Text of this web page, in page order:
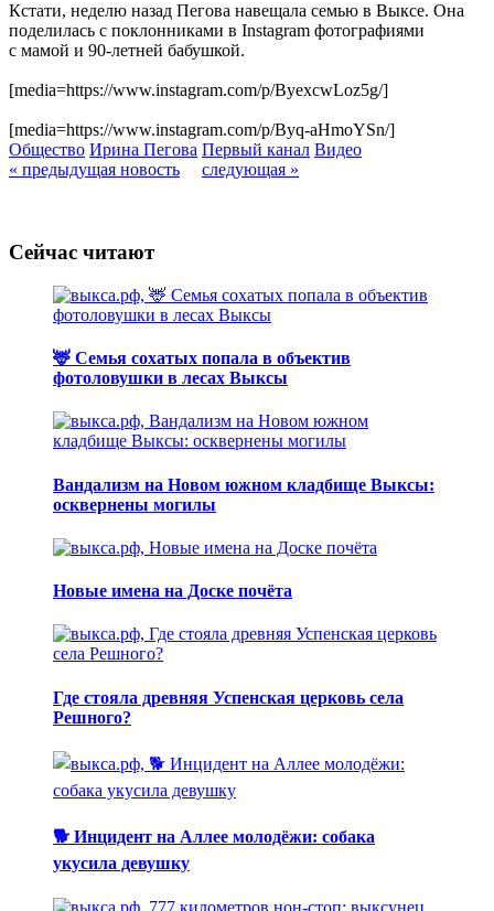
Кстати, неделю назад Пегова навещала семью в Выксе. Она
поделилась с поклонниками в Instagram фотографиями
с мамой и 90-летней бабушкой.
[media=https://www.instagram.com/p/ByexcwLoz5g/]
[media=https://www.instagram.com/p/Byq-aHmoYSn/]
Общество Ирина Пегова Первый канал Видео
« предыдущая новость
следующая »
Сейчас читают
🦌 Семья сохатых попала в объектив
фотоловушки в лесах Выксы
Вандализм на Новом южном кладбище Выксы:
осквернены могилы
Новые имена на Доске почёта
Где стояла древняя Успенская церковь села
Решного?
🐕 Инцидент на Аллее молодёжи: собака
укусила девушку